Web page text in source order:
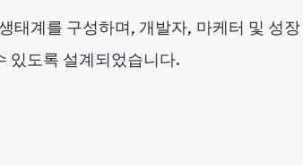
태계를 구성하며, 개발자, 마케터 및 성장
있도록 설계되었습니다.